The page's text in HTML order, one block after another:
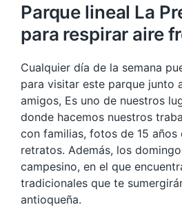
Parque lineal La
para respirar aire
Cualquier día de la semana
para visitar este parque junto
amigos, Es uno de nuestros
donde hacemos nuestros
con familias, fotos de 15
retratos. Además, los
campesino, en el que
tradicionales que te
antioqueña.